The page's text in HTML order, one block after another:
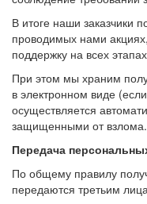
В итоге наши заказчики
проводимых нами
поддержку на всех
При этом мы храним
в электронном виде
осуществляется
защищенными от взлома.
Передача
По общему правилу
передаются третьим